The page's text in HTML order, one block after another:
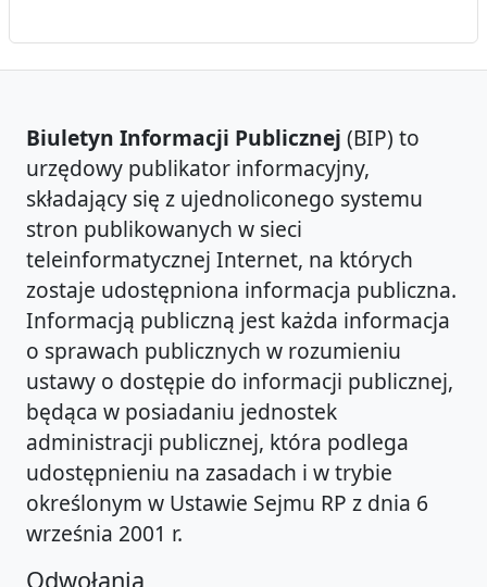
Biuletyn Informacji Publicznej (BIP) to
urzędowy publikator informacyjny,
składający się z ujednoliconego systemu
stron publikowanych w sieci
teleinformatycznej Internet, na których
zostaje udostępniona informacja publiczna.
Informacją publiczną jest każda informacja
o sprawach publicznych w rozumieniu
ustawy o dostępie do informacji publicznej,
będąca w posiadaniu jednostek
administracji publicznej, która podlega
udostępnieniu na zasadach i w trybie
określonym w Ustawie Sejmu RP z dnia 6
września 2001 r.
Odwołania